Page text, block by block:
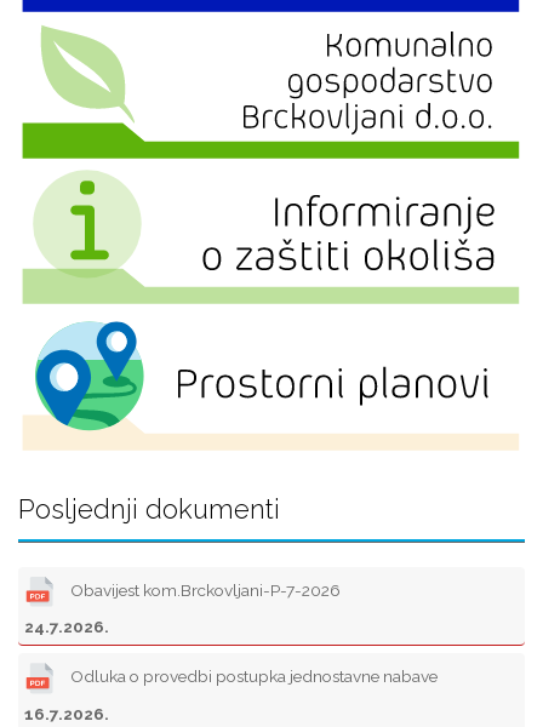
Posljednji dokumenti
Obavijest kom.Brckovljani-P-7-2026
24.7.2026.
Odluka o provedbi postupka jednostavne nabave
16.7.2026.